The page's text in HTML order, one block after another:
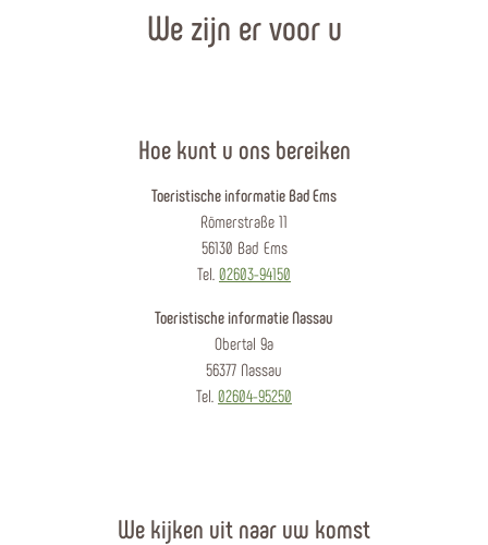
We zijn er voor u
Hoe kunt u ons bereiken
Toeristische informatie Bad Ems
Römerstraße 11
56130 Bad Ems
Tel. 02603-94150
Toeristische informatie Nassau
Obertal 9a
56377 Nassau
Tel. 02604-95250
We kijken uit naar uw komst